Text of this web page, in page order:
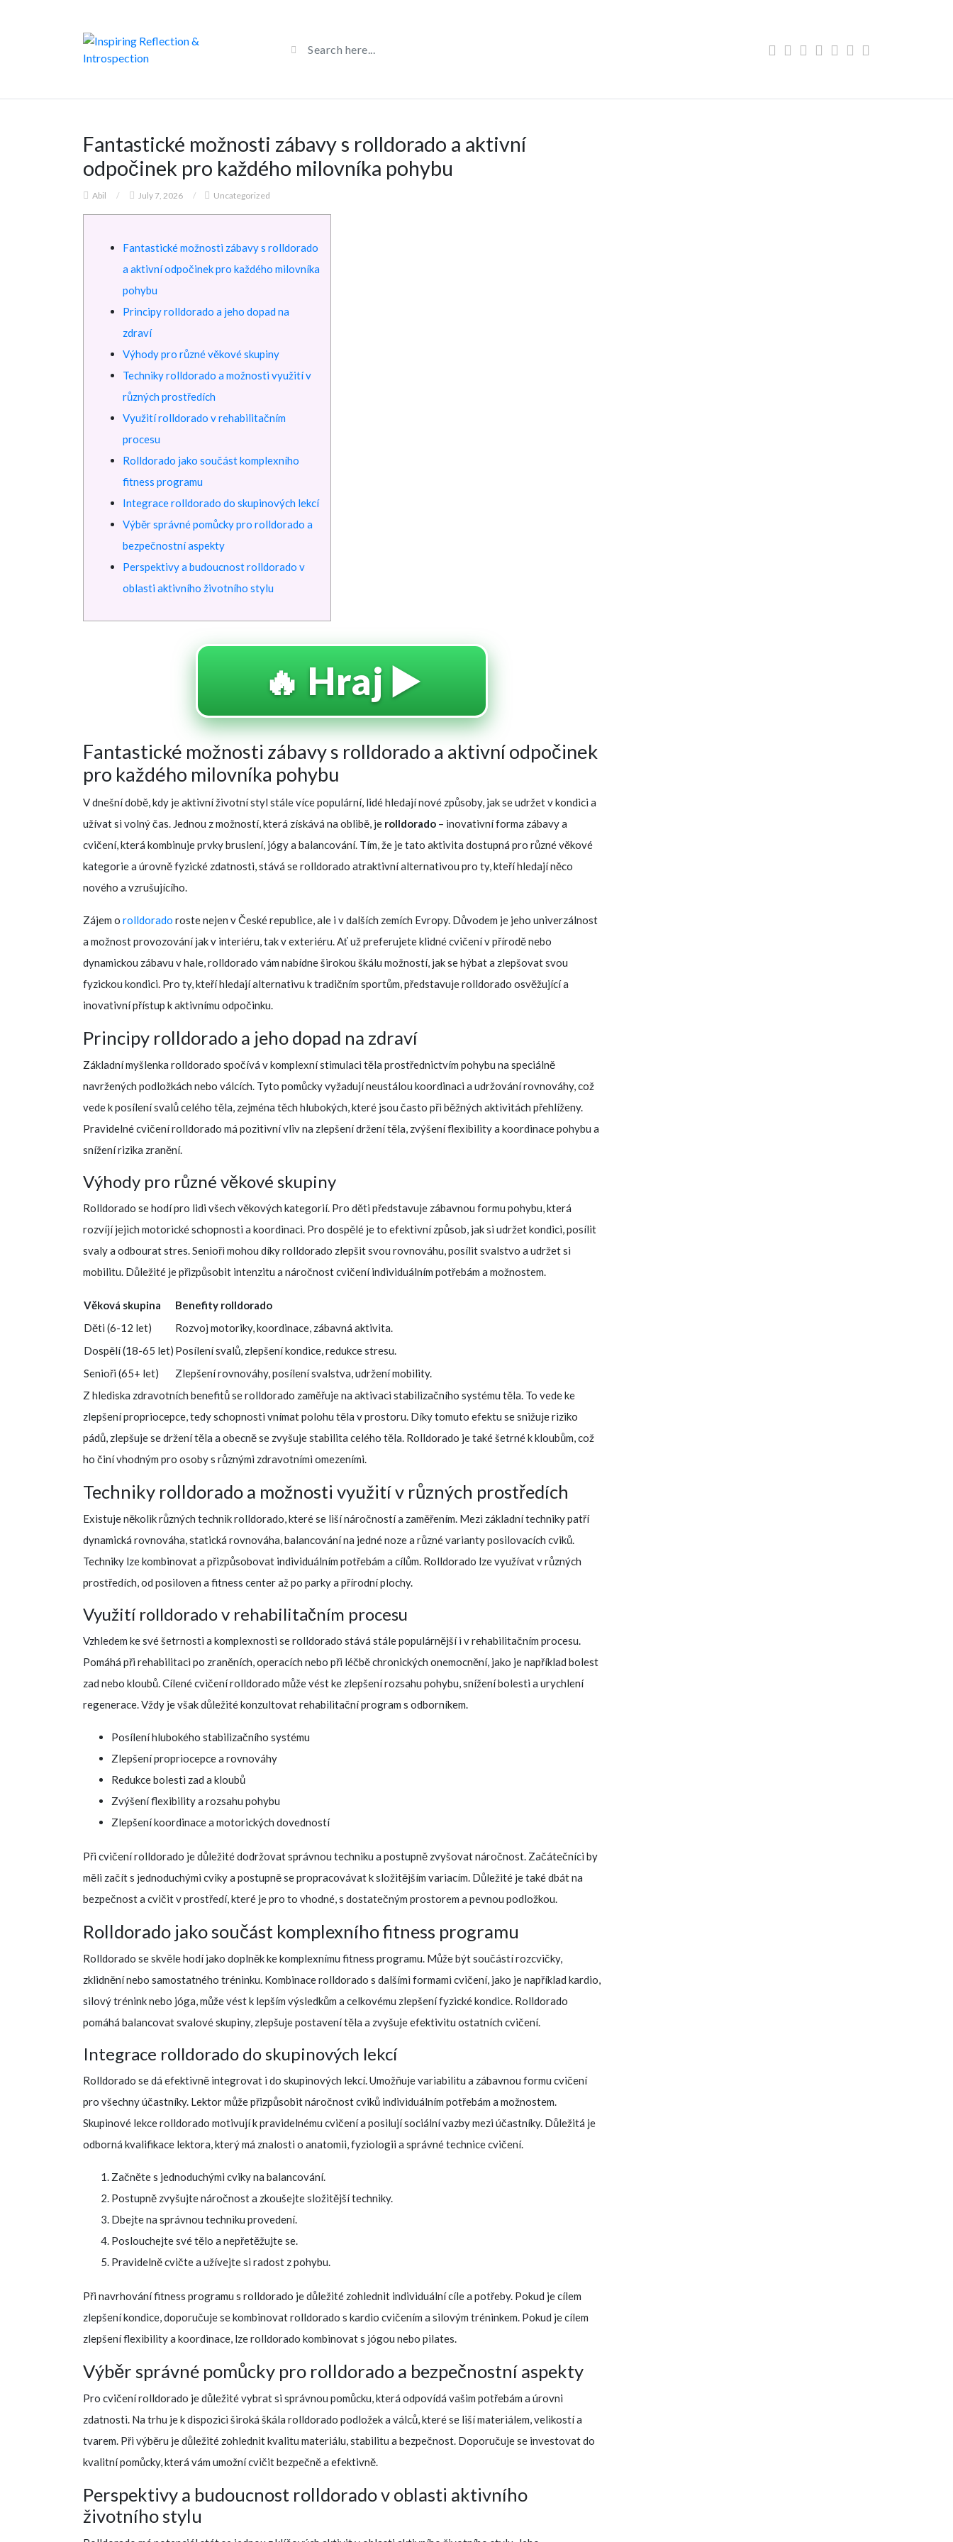
Fantastické možnosti zábavy s rolldorado a aktivní
odpočinek pro každého milovníka pohybu
Abil / July 7, 2026 / Uncategorized
Fantastické možnosti zábavy s rolldorado
a aktivní odpočinek pro každého milovníka
pohybu
Principy rolldorado a jeho dopad na
zdraví
Výhody pro různé věkové skupiny
Techniky rolldorado a možnosti využití v
různých prostředích
Využití rolldorado v rehabilitačním
procesu
Rolldorado jako součást komplexního
fitness programu
Integrace rolldorado do skupinových lekcí
Výběr správné pomůcky pro rolldorado a
bezpečnostní aspekty
Perspektivy a budoucnost rolldorado v
oblasti aktivního životního stylu
🔥 Hraj ▶️
Fantastické možnosti zábavy s rolldorado a aktivní odpočinek
pro každého milovníka pohybu
V dnešní době, kdy je aktivní životní styl stále více populární, lidé hledají nové způsoby, jak se udržet v kondici a
užívat si volný čas. Jednou z možností, která získává na oblibě, je rolldorado – inovativní forma zábavy a
cvičení, která kombinuje prvky bruslení, jógy a balancování. Tím, že je tato aktivita dostupná pro různé věkové
kategorie a úrovně fyzické zdatnosti, stává se rolldorado atraktivní alternativou pro ty, kteří hledají něco
nového a vzrušujícího.
Zájem o rolldorado roste nejen v České republice, ale i v dalších zemích Evropy. Důvodem je jeho univerzálnost
a možnost provozování jak v interiéru, tak v exteriéru. Ať už preferujete klidné cvičení v přírodě nebo
dynamickou zábavu v hale, rolldorado vám nabídne širokou škálu možností, jak se hýbat a zlepšovat svou
fyzickou kondici. Pro ty, kteří hledají alternativu k tradičním sportům, představuje rolldorado osvěžující a
inovativní přístup k aktivnímu odpočinku.
Principy rolldorado a jeho dopad na zdraví
Základní myšlenka rolldorado spočívá v komplexní stimulaci těla prostřednictvím pohybu na speciálně
navržených podložkách nebo válcích. Tyto pomůcky vyžadují neustálou koordinaci a udržování rovnováhy, což
vede k posílení svalů celého těla, zejména těch hlubokých, které jsou často při běžných aktivitách přehlíženy.
Pravidelné cvičení rolldorado má pozitivní vliv na zlepšení držení těla, zvýšení flexibility a koordinace pohybu a
snížení rizika zranění.
Výhody pro různé věkové skupiny
Rolldorado se hodí pro lidi všech věkových kategorií. Pro děti představuje zábavnou formu pohybu, která
rozvíjí jejich motorické schopnosti a koordinaci. Pro dospělé je to efektivní způsob, jak si udržet kondici, posílit
svaly a odbourat stres. Senioři mohou díky rolldorado zlepšit svou rovnováhu, posílit svalstvo a udržet si
mobilitu. Důležité je přizpůsobit intenzitu a náročnost cvičení individuálním potřebám a možnostem.
Věková skupina
Benefity rolldorado
Děti (6-12 let)
Rozvoj motoriky, koordinace, zábavná aktivita.
Dospělí (18-65 let) Posílení svalů, zlepšení kondice, redukce stresu.
Senioři (65+ let)
Zlepšení rovnováhy, posílení svalstva, udržení mobility.
Z hlediska zdravotních benefitů se rolldorado zaměřuje na aktivaci stabilizačního systému těla. To vede ke
zlepšení propriocepce, tedy schopnosti vnímat polohu těla v prostoru. Díky tomuto efektu se snižuje riziko
pádů, zlepšuje se držení těla a obecně se zvyšuje stabilita celého těla. Rolldorado je také šetrné k kloubům, což
ho činí vhodným pro osoby s různými zdravotními omezeními.
Techniky rolldorado a možnosti využití v různých prostředích
Existuje několik různých technik rolldorado, které se liší náročností a zaměřením. Mezi základní techniky patří
dynamická rovnováha, statická rovnováha, balancování na jedné noze a různé varianty posilovacích cviků.
Techniky lze kombinovat a přizpůsobovat individuálním potřebám a cílům. Rolldorado lze využívat v různých
prostředích, od posiloven a fitness center až po parky a přírodní plochy.
Využití rolldorado v rehabilitačním procesu
Vzhledem ke své šetrnosti a komplexnosti se rolldorado stává stále populárnější i v rehabilitačním procesu.
Pomáhá při rehabilitaci po zraněních, operacích nebo při léčbě chronických onemocnění, jako je například bolest
zad nebo kloubů. Cílené cvičení rolldorado může vést ke zlepšení rozsahu pohybu, snížení bolesti a urychlení
regenerace. Vždy je však důležité konzultovat rehabilitační program s odborníkem.
Posílení hlubokého stabilizačního systému
Zlepšení propriocepce a rovnováhy
Redukce bolesti zad a kloubů
Zvýšení flexibility a rozsahu pohybu
Zlepšení koordinace a motorických dovedností
Při cvičení rolldorado je důležité dodržovat správnou techniku a postupně zvyšovat náročnost. Začátečníci by
měli začít s jednoduchými cviky a postupně se propracovávat k složitějším variacím. Důležité je také dbát na
bezpečnost a cvičit v prostředí, které je pro to vhodné, s dostatečným prostorem a pevnou podložkou.
Rolldorado jako součást komplexního fitness programu
Rolldorado se skvěle hodí jako doplněk ke komplexnímu fitness programu. Může být součástí rozcvičky,
zklidnění nebo samostatného tréninku. Kombinace rolldorado s dalšími formami cvičení, jako je například kardio,
silový trénink nebo jóga, může vést k lepším výsledkům a celkovému zlepšení fyzické kondice. Rolldorado
pomáhá balancovat svalové skupiny, zlepšuje postavení těla a zvyšuje efektivitu ostatních cvičení.
Integrace rolldorado do skupinových lekcí
Rolldorado se dá efektivně integrovat i do skupinových lekcí. Umožňuje variabilitu a zábavnou formu cvičení
pro všechny účastníky. Lektor může přizpůsobit náročnost cviků individuálním potřebám a možnostem.
Skupinové lekce rolldorado motivují k pravidelnému cvičení a posilují sociální vazby mezi účastníky. Důležitá je
odborná kvalifikace lektora, který má znalosti o anatomii, fyziologii a správné technice cvičení.
Začněte s jednoduchými cviky na balancování.
Postupně zvyšujte náročnost a zkoušejte složitější techniky.
Dbejte na správnou techniku provedení.
Poslouchejte své tělo a nepřetěžujte se.
Pravidelně cvičte a užívejte si radost z pohybu.
Při navrhování fitness programu s rolldorado je důležité zohlednit individuální cíle a potřeby. Pokud je cílem
zlepšení kondice, doporučuje se kombinovat rolldorado s kardio cvičením a silovým tréninkem. Pokud je cílem
zlepšení flexibility a koordinace, lze rolldorado kombinovat s jógou nebo pilates.
Výběr správné pomůcky pro rolldorado a bezpečnostní aspekty
Pro cvičení rolldorado je důležité vybrat si správnou pomůcku, která odpovídá vašim potřebám a úrovni
zdatnosti. Na trhu je k dispozici široká škála rolldorado podložek a válců, které se liší materiálem, velikostí a
tvarem. Při výběru je důležité zohlednit kvalitu materiálu, stabilitu a bezpečnost. Doporučuje se investovat do
kvalitní pomůcky, která vám umožní cvičit bezpečně a efektivně.
Perspektivy a budoucnost rolldorado v oblasti aktivního
životního stylu